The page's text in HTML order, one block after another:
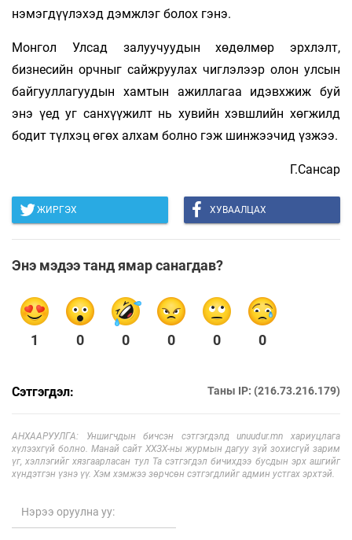
нэмэгдүүлэхэд дэмжлэг болох гэнэ.
Монгол Улсад залуучуудын хөдөлмөр эрхлэлт,
бизнесийн орчныг сайжруулах чиглэлээр олон улсын
байгууллагуудын хамтын ажиллагаа идэвхжиж буй
энэ үед уг санхүүжилт нь хувийн хэвшлийн хөгжилд
бодит түлхэц өгөх алхам болно гэж шинжээчид үзжээ.
Г.Сансар
ЖИРГЭХ ХУВААЛЦАХ
Энэ мэдээ танд ямар санагдав?
1 0 0 0 0 0
Сэтгэгдэл: Таны IP: (216.73.216.179)
АНХААРУУЛГА: Уншигчдын бичсэн сэтгэгдэлд unuudur.mn хариуцлага
хүлээхгүй болно. Манай сайт ХХЗХ-ны журмын дагуу зүй зохисгүй зарим
үг, хэллэгийг хязгаарласан тул Та сэтгэгдэл бичихдээ бусдын эрх ашгийг
хүндэтгэн үзнэ үү. Хэм хэмжээ зөрчсөн сэтгэгдлийг админ устгах эрхтэй.